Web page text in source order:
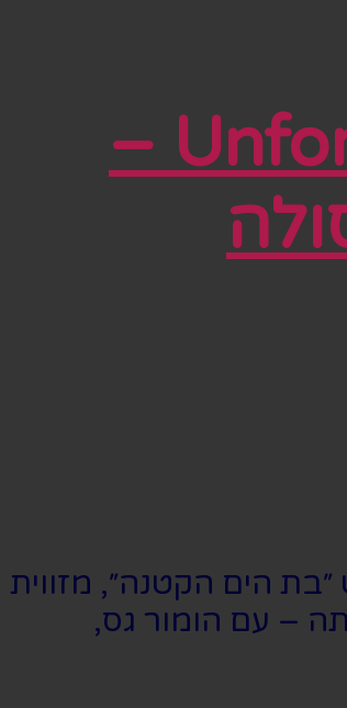
Unfortunate: The Untold Story of Ursula –
הים הקטנה״, מזווית
– עם הומור גס,